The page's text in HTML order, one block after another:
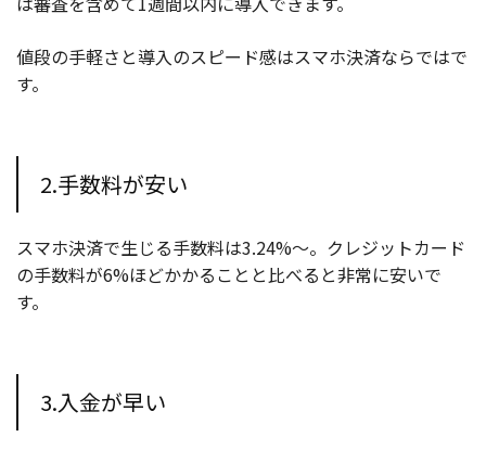
値段の手軽さと導入のスピード感はスマホ決済ならではで
す。
2.手数料が安い
スマホ決済で生じる手数料は3.24%〜。クレジットカード
の手数料が6%ほどかかることと比べると非常に安いで
す。
3.入金が早い